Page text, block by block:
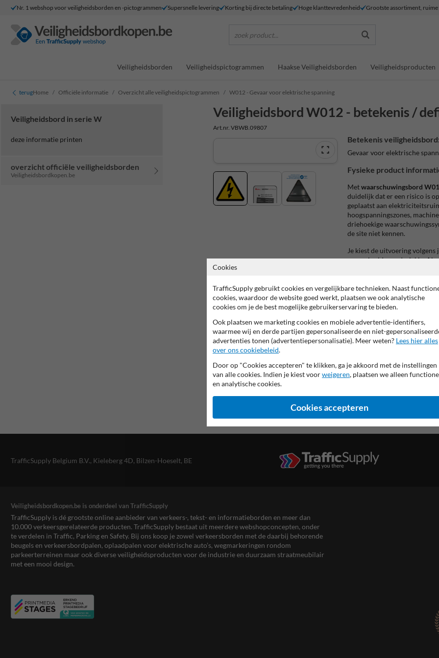
Nr. 1 webshop voor veiligheidsborden en -pictogrammen Supersnelle levering Korting bij directe betaling Hoge klanttevredenheid Grootste assortiment,
zoek product...
Veiligheidsborden Veiligheidspictogrammen Haakse Veiligheidsborden Veiligheidsproducten
terugHome Officiële informatie Overzicht alle veiligheidspictogrammen W012 - Gevaar voor elektrische spanning
Veiligheidsbord in serie W
deze informatie printen
overzicht officiële veiligheidsborden
Veiligheidsbordkopen.be
Veiligheidsbord W012 - betekenis /
Art.nr. VBWB.09807
Betekenis veiligheidsbord:
Gevaar voor elektrische
Fysieke product
Metwaarschuwingsbord
duidelijk dat er een risico is
geplaatst aan
hoogspanningszones,
driehoekige
de site niet kennen.
Je kiest de uitvoering
omgeplooide rand, vlakke
sticker of magneetbord in
afwerking met anti-graffiti
passages en bij regelmatige
Productspecificaties:
Norm: EN-ISO-7010
Afmetingen:driehoek 400
Uitvoering:aluminium
sticker / magneetbord
klasse 1, 2 of 3
TrafficSupply Belgium B.V., Kieleberg 4D, Bilzen-Hoeselt, BE
Veiligheidsbordkopen.be is onderdeel van TrafficSupply
TrafficSupply is dé grootste online aanbieder van verkeers-, tekst- en informatieborden en meer dan
10.000 verkeersgerelateerde producten. TrafficSupply bestaat uit meerdere webshopconcepten, onder
te verdelen in Traffic, Parking en Safety. Bij ons koop je zowel verkeersborden met de daarbij behorende
beugels en verkeersbordpalen, oplaadpalen voor elektrische auto’s, wegmarkeringen rondom
parkeerterreinen maar ook diverse veiligheidsproducten voor de industrie en duurzaam straatmeubilair
met een mooi design.
Cookies
TrafficSupply gebruikt cookies en vergelijkbare technieken. Naast
cookies, waardoor de website goed werkt, plaatsen we ook analytische
cookies om je de best mogelijke gebruikerservaring te bieden.
Ook plaatsen we marketing cookies en mobiele advertentie-identifiers,
waarmee wij en derde partijen gepersonaliseerde en niet-
advertenties tonen (advertentiepersonalisatie). Meer weten? Lees hier alles
over ons cookiebeleid.
Door op "Cookies accepteren" te klikken, ga je akkoord met de instellingen
van alle cookies. Indien je kiest voorweigeren, plaatsen we alleen
en analytische cookies.
Cookies accepteren